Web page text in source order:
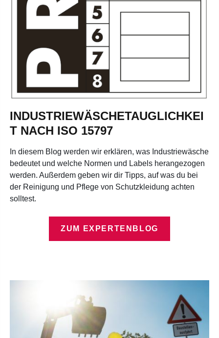
INDUSTRIEWÄSCHETAUGLICHKEI
T NACH ISO 15797
In diesem Blog werden wir erklären, was Industriewäsche
bedeutet und welche Normen und Labels herangezogen
werden. Außerdem geben wir dir Tipps, auf was du bei
der Reinigung und Pflege von Schutzkleidung achten
solltest.
ZUM EXPERTENBLOG